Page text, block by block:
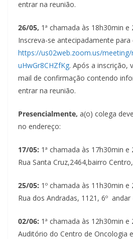
entrar na reunião.
26/05, 1ª chamada às 18h30min e
Inscreva-se antecipadamente para
https://us02web.zoom.us/
uHwGr8CHZfKg. Após a inscrição,
mail de confirmação contendo
entrar na reunião.
Presencialmente, a(o) colega
no endereço:
17/05: 1ª chamada às 17h30min e
Rua Santa Cruz,2464,bairro
25/05: 1º chamada às 11h30min e
Rua dos Andradas, 1121, 6º andar
02/06: 1ª chamada às 12h30min e
Auditório do Centro de Oncologia